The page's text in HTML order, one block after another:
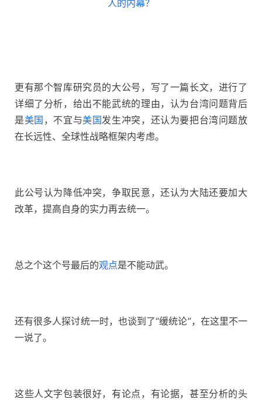
更有那个智库研究员的大公号，写了一篇长文，进行了
详细了分析，给出不能武统的理由，认为台湾问题背后
是美国 ，不宜与美国发生冲突，还认为要把台湾问题放
在长远性、全球性战略框架内考虑。
此公号认为降低冲突，争取民意，还认为大陆还要加大
改革，提高自身的实力再去统一。
总之个这个号最后的观点是不能动武。
还有很多人探讨统一时，也谈到了“缓统论”，在这里不一
一说了。
这些人文字包装很好，有论点，有论据，甚至分析的头